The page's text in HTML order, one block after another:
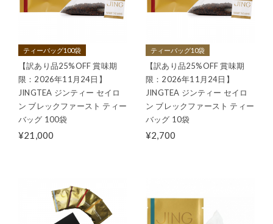
ティーバッグ100袋
【訳あり品25%OFF 賞味期
限：2026年11月24日】
JINGTEA ジンティー セイロ
ン ブレックファースト ティー
バッグ 100袋
¥21,000
ティーバッグ10袋
【訳あり品25%OFF 賞味期
限：2026年11月24日】
JINGTEA ジンティー セイロ
ン ブレックファースト ティー
バッグ 10袋
¥2,700